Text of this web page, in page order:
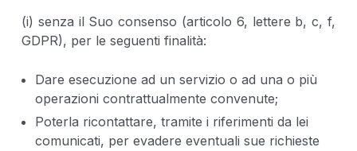
(i) senza il Suo consenso (articolo 6, lettere b, c, f,
GDPR), per le seguenti finalità:
Dare esecuzione ad un servizio o ad una o più
operazioni contrattualmente convenute;
Poterla ricontattare, tramite i riferimenti da lei
comunicati, per evadere eventuali sue richieste